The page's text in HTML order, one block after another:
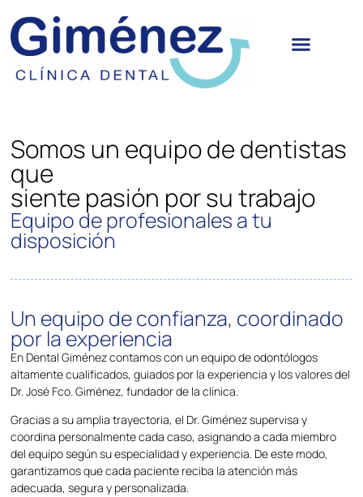
Somos un equipo de dentistas
que
siente pasión por su trabajo
Equipo de profesionales a tu
disposición
Un equipo de confianza, coordinado
por la experiencia
En Dental Giménez contamos con un equipo de odontólogos
altamente cualificados, guiados por la experiencia y los valores del
Dr. José Fco. Giménez, fundador de la clínica.
Gracias a su amplia trayectoria, el Dr. Giménez supervisa y
coordina personalmente cada caso, asignando a cada miembro
del equipo según su especialidad y experiencia. De este modo,
garantizamos que cada paciente reciba la atención más
adecuada, segura y personalizada.